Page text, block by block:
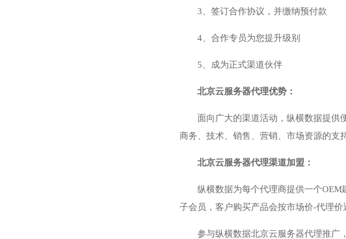
3、签订合作协议，并缴纳预付款
4、合作专员为您提升级别
5、成为正式渠道伙伴
北京云服务器代理优势：
面向广大的渠道活动，纵横数据提供
商务、技术、销售、营销、市场资源的支
北京云服务器代理渠道加盟：
纵横数据为每个代理商提供一个
子会员，客户购买产品会按市场价-代理
参与纵横数据北京云服务器代理推广